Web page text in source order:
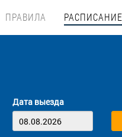
ПРАВИЛА РАСПИСАНИЕ
Дата выезда